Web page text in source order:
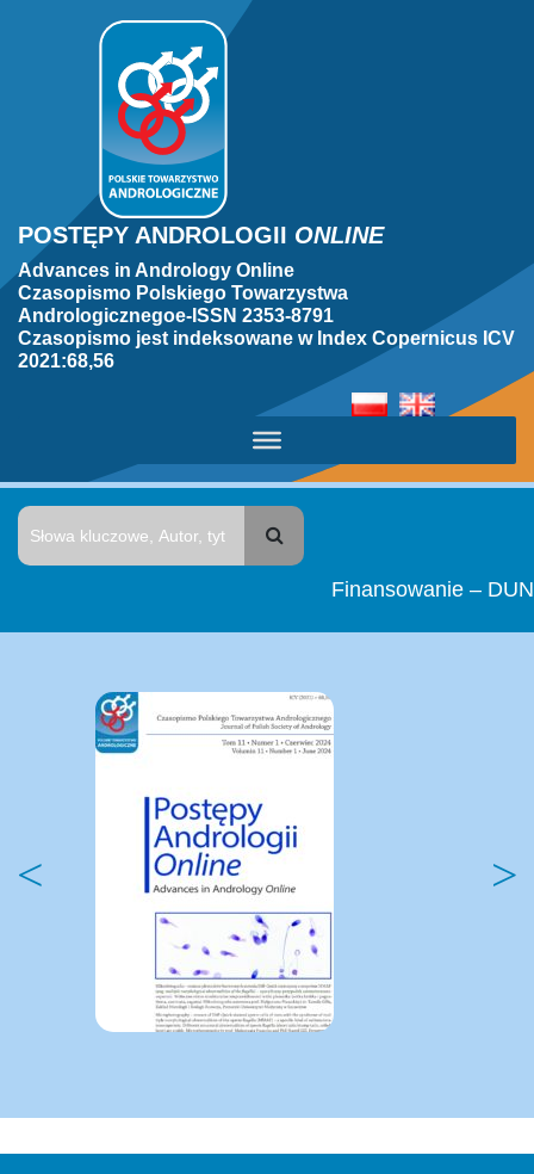
POSTĘPY ANDROLOGII ONLINE
Advances in Andrology Online
Czasopismo Polskiego Towarzystwa
Andrologicznegoe-ISSN 2353-8791
Czasopismo jest indeksowane w Index Copernicus ICV
2021:68,56
Finansowanie – DUN